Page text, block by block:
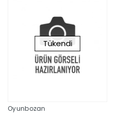
Tükendi
Oyunbozan